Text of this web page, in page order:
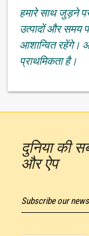
हमारे साथ जुड़ने
उत्पादों और समय
आशान्वित रहेंगे।
प्राथमिकता है।
दुनिया की
और ऐप
Subscribe our